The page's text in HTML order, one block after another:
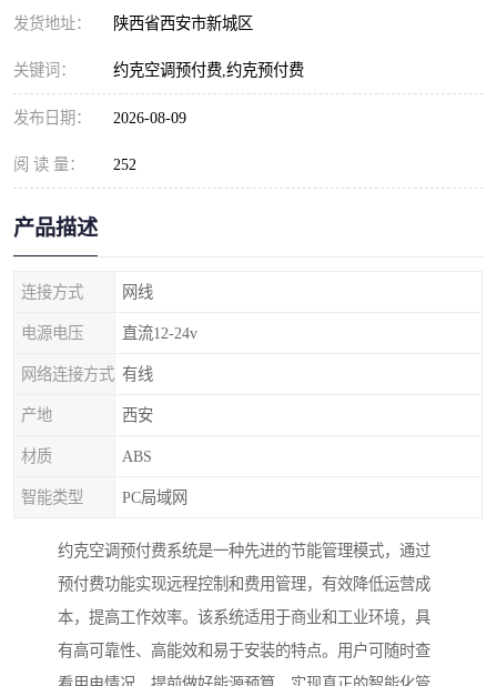
发货地址： 陕西省西安市新城区
关键词： 约克空调预付费,约克预付费
发布日期： 2026-08-09
阅 读 量： 252
产品描述
连接方式 网线
电源电压 直流12-24v
网络连接方式 有线
产地 西安
材质 ABS
智能类型 PC局域网
约克空调预付费系统是一种先进的节能管理模式，通过
预付费功能实现远程控制和费用管理，有效降低运营成
本，提高工作效率。该系统适用于商业和工业环境，具
有高可靠性、高能效和易于安装的特点。用户可随时查